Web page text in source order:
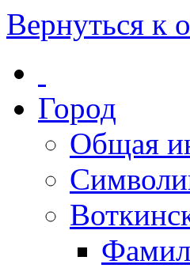
Вернуться к
Город
Общая